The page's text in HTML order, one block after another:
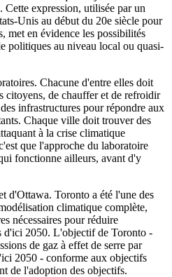
expression, utilisée par un
Unis au début du 20e siècle pour
met en évidence les possibilités
politiques au niveau local ou quasi-
Chacune d'entre elles doit
citoyens, de chauffer et de refroidir
infrastructures pour répondre aux
Chaque ville doit trouver des
à la crise climatique
que l'approche du laboratoire
fonctionne ailleurs, avant d'y
d'Ottawa. Toronto a été l'une des
climatique complète,
nécessaires pour réduire
d'ici 2050. L'objectif de Toronto -
de gaz à effet de serre par
2050 - conforme aux objectifs
de l'adoption des objectifs.